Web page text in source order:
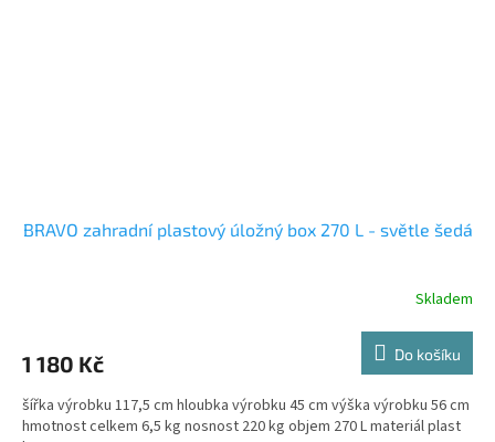
BRAVO zahradní plastový úložný box 270 L - světle šedá
Skladem
1 180 Kč Do košíku
šířka výrobku 117,5 cm hloubka výrobku 45 cm výška výrobku 56 cm
hmotnost celkem 6,5 kg nosnost 220 kg objem 270 L materiál plast